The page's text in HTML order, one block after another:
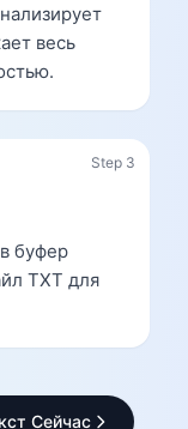
весь
буфер
TXT для
Step 3
Сейчас